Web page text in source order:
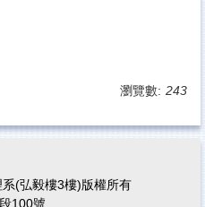
瀏覽數: 243
(弘毅樓3樓)版權所有
100號